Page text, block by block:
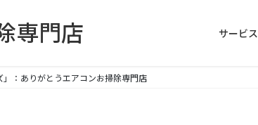
専門店 サービス
：ありがとうエアコンお掃除専門店